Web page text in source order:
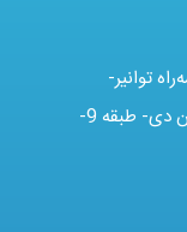
توانیر-
روبروی بیمارستان دی- ساختمان پزشکان دی- طبقه 9-